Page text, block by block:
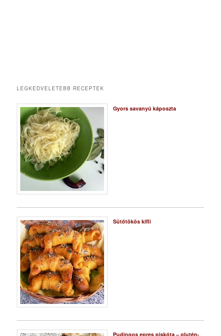
LEGKEDVELETEBB RECEPTEK
Gyors savanyú káposzta
Sütőtökös kifli
Pudingos epres piskóta – glutén-